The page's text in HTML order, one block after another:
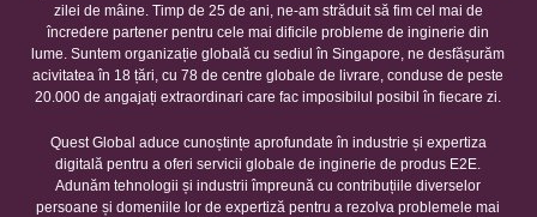
zilei de mâine. Timp de 25 de ani, ne-am străduit să fim cel mai de
încredere partener pentru cele mai dificile probleme de inginerie din
lume. Suntem organizație globală cu sediul în Singapore, ne desfășurăm
acivitatea în 18 țări, cu 78 de centre globale de livrare, conduse de peste
20.000 de angajați extraordinari care fac imposibilul posibil în fiecare zi.
Quest Global aduce cunoștințe aprofundate în industrie și expertiza
digitală pentru a oferi servicii globale de inginerie de produs E2E.
Adunăm tehnologii și industrii împreună cu contribuțiile diverselor
persoane și domeniile lor de expertiză pentru a rezolva problemele mai